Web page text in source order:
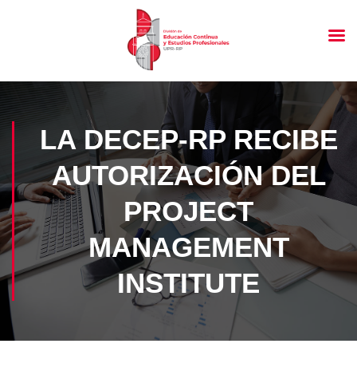
LA DECEP-RP RECIBE
AUTORIZACIÓN DEL
PROJECT
MANAGEMENT
INSTITUTE